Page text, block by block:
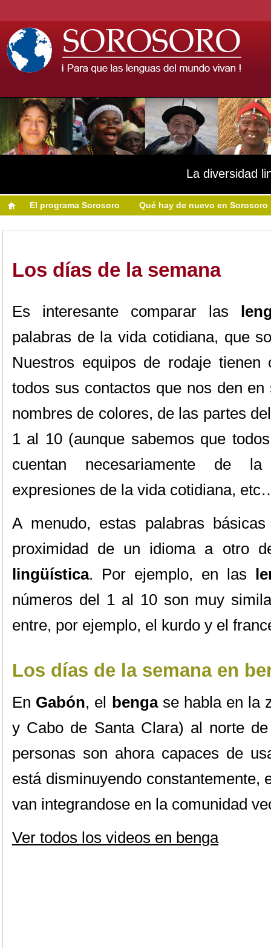
La diversidad
El programa Sorosoro Qué hay de nuevo en Sorosoro
Los días de la semana
Es interesante comparar las
palabras de la vida cotidiana, que
Nuestros equipos de rodaje
todos sus contactos que nos den
nombres de colores, de las partes
1 al 10 (aunque sabemos que
cuentan necesariamente de
expresiones de la vida cotidiana,
A menudo, estas palabras
proximidad de un idioma a otro
lingüística. Por ejemplo, en las
números del 1 al 10 son muy
entre, por ejemplo, el kurdo y el
Los días de la semana en
En Gabón, el bengase habla en la
y Cabo de Santa Clara) al norte
personas son ahora capaces de
está disminuyendo constantemente,
van integrandose en la comunidad
Ver todos los videos en benga